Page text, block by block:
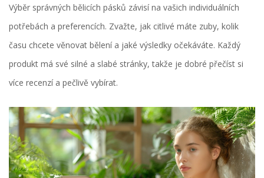
Výběr správných bělicích pásků závisí na vašich individuálních
potřebách a preferencích. Zvažte, jak citlivé máte zuby, kolik
času chcete věnovat bělení a jaké výsledky očekáváte. Každý
produkt má své silné a slabé stránky, takže je dobré přečíst si
více recenzí a pečlivě vybírat.